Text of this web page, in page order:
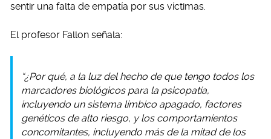
sentir una falta de empatía por sus víctimas.
El profesor Fallon señala:
“¿Por qué, a la luz del hecho de que tengo todos los
marcadores biológicos para la psicopatía,
incluyendo un sistema límbico apagado, factores
genéticos de alto riesgo, y los comportamientos
concomitantes, incluyendo más de la mitad de los